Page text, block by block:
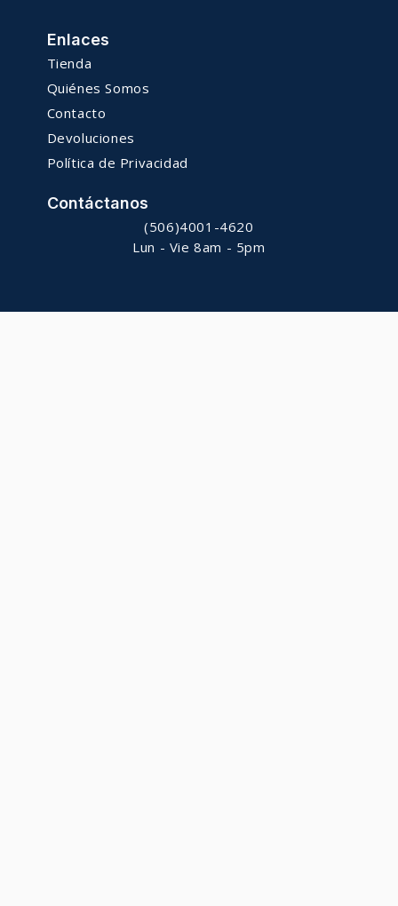
Enlaces
Tienda
Quiénes Somos
Contacto
Devoluciones
Política de Privacidad
Contáctanos
(506)4001-4620
Lun - Vie 8am - 5pm